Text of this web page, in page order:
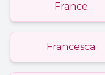
France
Francesca